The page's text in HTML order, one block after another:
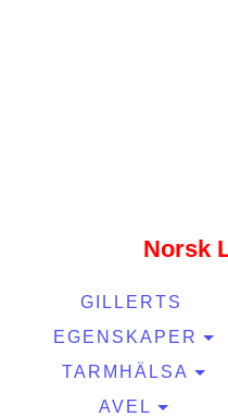
Norsk
GILLERTS
EGENSKAPER
TARMHÄLSA
AVEL